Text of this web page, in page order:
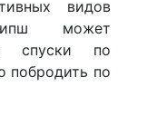
видов
может
спуски по
побродить по